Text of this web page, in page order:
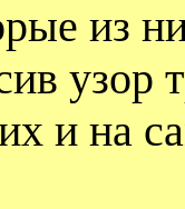
из
узор
и на